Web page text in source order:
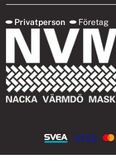
Privatperson Företag